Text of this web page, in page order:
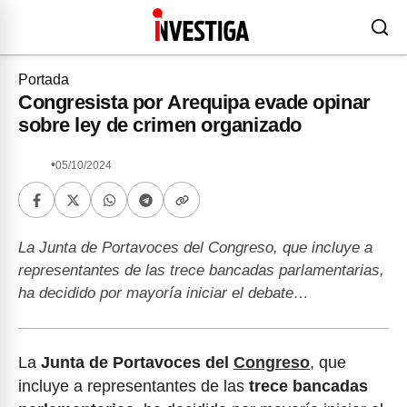
Portada
Congresista por Arequipa evade opinar
sobre ley de crimen organizado
•05/10/2024
La Junta de Portavoces del Congreso, que incluye a
representantes de las trece bancadas parlamentarias,
ha decidido por mayoría iniciar el debate…
La Junta de Portavoces del Congreso, que
incluye a representantes de las trece bancadas